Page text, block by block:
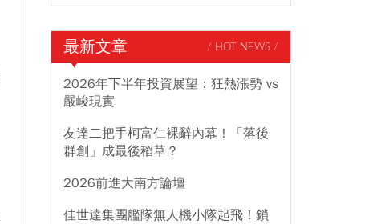
最新文章 / HOT NEWS /
2026年下半年投資展望：狂熱漲勢 vs
嚴峻現實
友達二把手柯富仁裸辭內幕！「落後
群創」成最後稻草？
2026前進大南方論壇
佳世達集團艦隊無人機小隊起飛！鎖